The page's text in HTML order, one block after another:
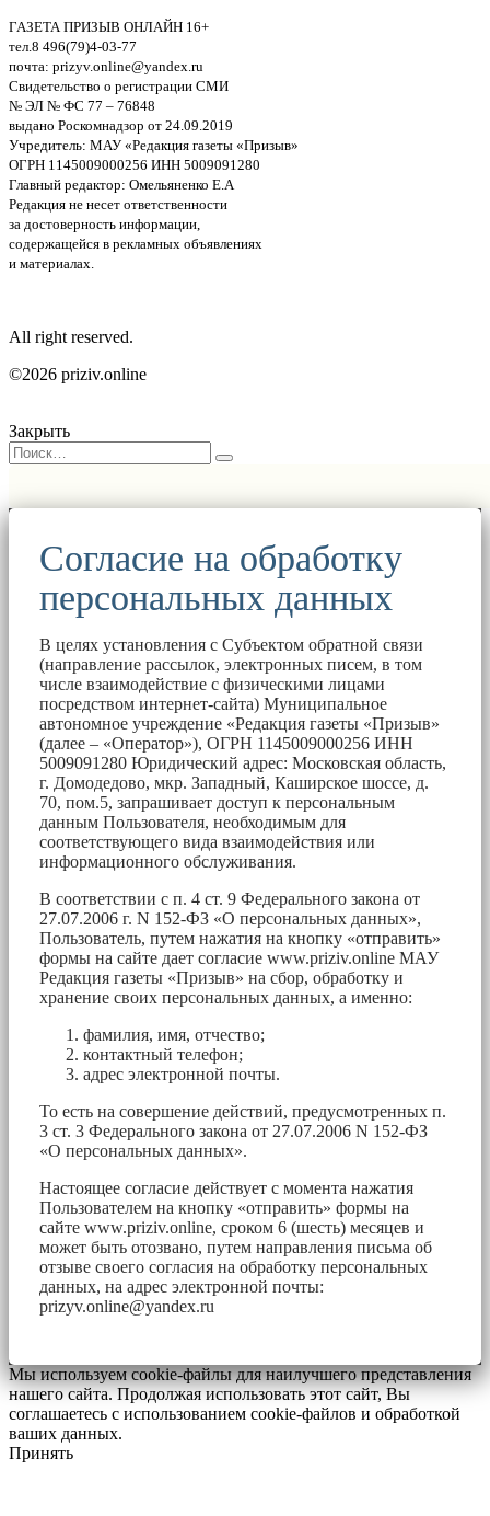
ГАЗЕТА ПРИЗЫВ ОНЛАЙН 16+
тел.8 496(79)4-03-77
почта: prizyv.online@yandex.ru
Свидетельство о регистрации СМИ
№ ЭЛ № ФС 77 – 76848
выдано Роскомнадзор от 24.09.2019
Учредитель: МАУ «Редакция газеты «Призыв»
ОГРН 1145009000256 ИНН 5009091280
Главный редактор: Омельяненко Е.А
Редакция не несет ответственности
за достоверность информации,
содержащейся в рекламных объявлениях
и материалах.
All right reserved.
©2026 priziv.online
Закрыть
Согласие на обработку
персональных данных
В целях установления с Субъектом обратной связи
(направление рассылок, электронных писем, в том
числе взаимодействие с физическими лицами
посредством интернет-сайта) Муниципальное
автономное учреждение «Редакция газеты «Призыв»
(далее – «Оператор»), ОГРН 1145009000256 ИНН
5009091280 Юридический адрес: Московская область,
г. Домодедово, мкр. Западный, Каширское шоссе, д.
70, пом.5, запрашивает доступ к персональным
данным Пользователя, необходимым для
соответствующего вида взаимодействия или
информационного обслуживания.
В соответствии с п. 4 ст. 9 Федерального закона от
27.07.2006 г. N 152-ФЗ «О персональных данных»,
Пользователь, путем нажатия на кнопку «отправить»
формы на сайте дает согласие www.priziv.online МАУ
Редакция газеты «Призыв» на сбор, обработку и
хранение своих персональных данных, а именно:
фамилия, имя, отчество;
контактный телефон;
адрес электронной почты.
То есть на совершение действий, предусмотренных п.
3 ст. 3 Федерального закона от 27.07.2006 N 152-ФЗ
«О персональных данных».
Настоящее согласие действует с момента нажатия
Пользователем на кнопку «отправить» формы на
сайте www.priziv.online, сроком 6 (шесть) месяцев и
может быть отозвано, путем направления письма об
отзыве своего согласия на обработку персональных
данных, на адрес электронной почты:
prizyv.online@yandex.ru
Мы используем cookie-файлы для наилучшего представления
нашего сайта. Продолжая использовать этот сайт, Вы
соглашаетесь с использованием cookie-файлов и обработкой
ваших данных.
Принять